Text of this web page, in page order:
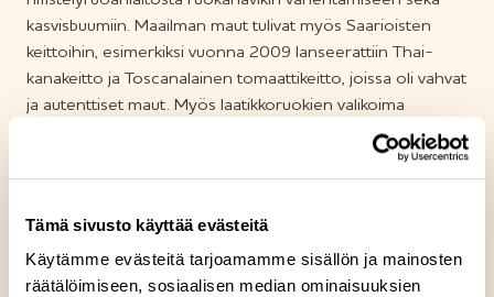
Tämä sivusto käyttää evästeitä
Käytämme evästeitä tarjoamamme sisällön ja mainosten
räätälöimiseen, sosiaalisen median ominaisuuksien
kasvisbuumiin. Maailman maut tulivat myös Saarioisten
keittoihin, esimerkiksi vuonna 2009 lanseerattiin Thai-
kanakeitto ja Toscanalainen tomaattikeitto, joissa oli vahvat
ja autenttiset maut. Myös laatikkoruokien valikoima
monipuolistui, kun markkinoille tuli vuonn 2009
Pientaloudet ja yksilöllistynyt syöminen loivat kysyntää
myös uuden tyyppisille valmisruoille, kuten ruukkusarjalle ja
poronkäristylle. Edelleen suurta suosiota nauttivat